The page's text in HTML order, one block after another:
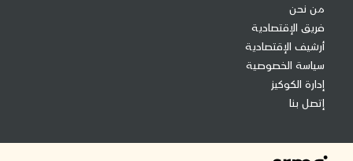
من نحن
فريق الإقتصادية
أرشيف الإقتصادية
سياسة الخصوصية
إدارة الكوكيز
إتصل بنا